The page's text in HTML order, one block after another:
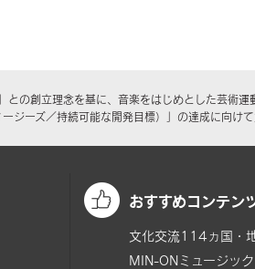
との創立理念を基に、音楽をはじめとした芸術運
ジーズ／持続可能な開発目標）」の達成に向けて
おすすめコンテン
文化交流114ヵ国・
MIN-ONミュージッ